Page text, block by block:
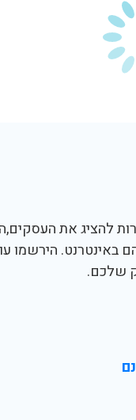
להציג את
באינטרנט. הירשמו
שלכם.